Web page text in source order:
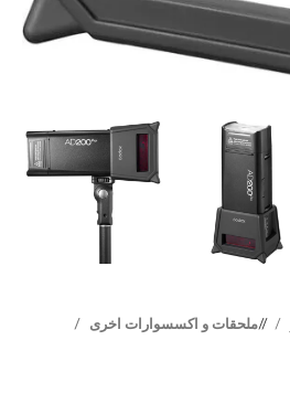
/ ملحقات و اكسسوارات اخرى